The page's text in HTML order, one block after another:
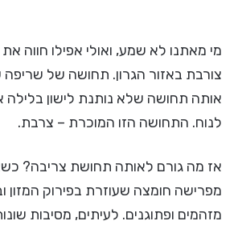
מי מאתנו לא שמע, ואולי אפילו חווה
צורבת באזור הגרון. תחושה של
אותה תחושה שלא נותנת לישון בלילה
לנוח. התחושה הזו המוכרת – צרבת.
אז מה גורם לאותה תחושת צריבה?
מפרישה חומצה שעוזרת בפירוק המזון
מזהמים ופתוגנים. לעיתים, מסיבות